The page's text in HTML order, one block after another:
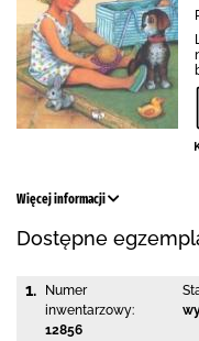
Więcej informacji
Dostępne
1.
Numer
inwentarzowy:
12856